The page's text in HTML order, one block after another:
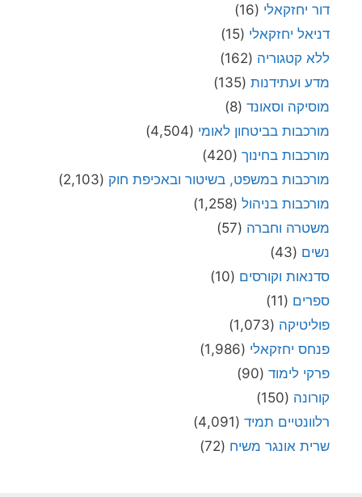
דור יחזקאלי (16)
דניאל יחזקאלי (15)
ללא קטגוריה (162)
מדע ועתידנות (135)
מוסיקה וסאונד (8)
מורכבות בביטחון לאומי (4,504)
מורכבות בחינוך (420)
מורכבות במשפט, בשיטור ובאכיפת חוק (2,103)
מורכבות בניהול (1,258)
משטרה וחברה (57)
נשים (43)
סדנאות וקורסים (10)
ספרים (11)
פוליטיקה (1,073)
פנחס יחזקאלי (1,986)
פרקי לימוד (90)
קורונה (150)
רלוונטיים תמיד (4,091)
שרית אונגר משיח (72)